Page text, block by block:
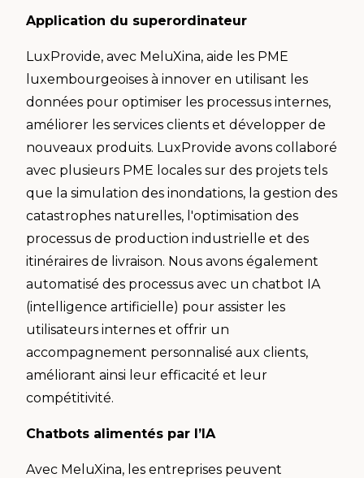
Application du superordinateur
LuxProvide, avec MeluXina, aide les PME
luxembourgeoises à innover en utilisant les
données pour optimiser les processus internes,
améliorer les services clients et développer de
nouveaux produits. LuxProvide avons collaboré
avec plusieurs PME locales sur des projets tels
que la simulation des inondations, la gestion des
catastrophes naturelles, l'optimisation des
processus de production industrielle et des
itinéraires de livraison. Nous avons également
automatisé des processus avec un chatbot IA
(intelligence artificielle) pour assister les
utilisateurs internes et offrir un
accompagnement personnalisé aux clients,
améliorant ainsi leur efficacité et leur
compétitivité.
Chatbots alimentés par l’IA
Avec MeluXina, les entreprises peuvent